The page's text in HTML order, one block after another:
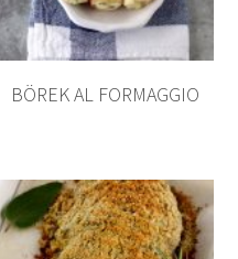
BÖREK AL FORMAGGIO